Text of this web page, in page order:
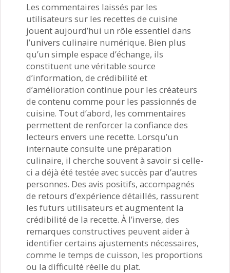
Les commentaires laissés par les
utilisateurs sur les recettes de cuisine
jouent aujourd’hui un rôle essentiel dans
l’univers culinaire numérique. Bien plus
qu’un simple espace d’échange, ils
constituent une véritable source
d’information, de crédibilité et
d’amélioration continue pour les créateurs
de contenu comme pour les passionnés de
cuisine. Tout d’abord, les commentaires
permettent de renforcer la confiance des
lecteurs envers une recette. Lorsqu’un
internaute consulte une préparation
culinaire, il cherche souvent à savoir si celle-
ci a déjà été testée avec succès par d’autres
personnes. Des avis positifs, accompagnés
de retours d’expérience détaillés, rassurent
les futurs utilisateurs et augmentent la
crédibilité de la recette. À l’inverse, des
remarques constructives peuvent aider à
identifier certains ajustements nécessaires,
comme le temps de cuisson, les proportions
ou la difficulté réelle du plat.